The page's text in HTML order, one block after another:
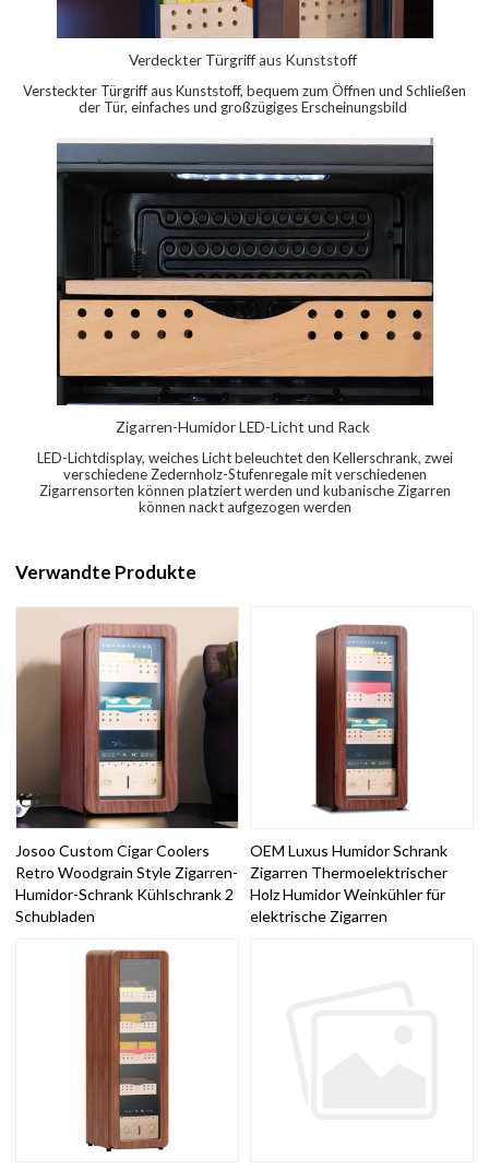
Verdeckter Türgriff aus Kunststoff
Versteckter Türgriff aus Kunststoff, bequem zum Öffnen und Schließen
der Tür, einfaches und großzügiges Erscheinungsbild
Zigarren-Humidor LED-Licht und Rack
LED-Lichtdisplay, weiches Licht beleuchtet den Kellerschrank, zwei
verschiedene Zedernholz-Stufenregale mit verschiedenen
Zigarrensorten können platziert werden und kubanische Zigarren
können nackt aufgezogen werden
Verwandte Produkte
Josoo Custom Cigar Coolers
Retro Woodgrain Style Zigarren-
Humidor-Schrank Kühlschrank 2
Schubladen
OEM Luxus Humidor Schrank
Zigarren Thermoelektrischer
Holz Humidor Weinkühler für
elektrische Zigarren